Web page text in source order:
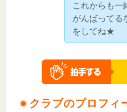
これからも一
がんばってる
をしてね★
クラブのプロフィ